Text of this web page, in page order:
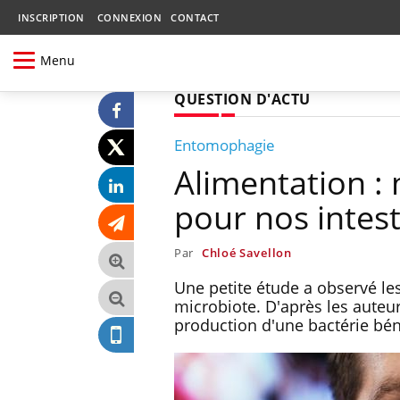
INSCRIPTION CONNEXION CONTACT
Menu
QUESTION D'ACTU
Entomophagie
Alimentation :
pour nos
Par Chloé Savellon
Une petite étude a observé
microbiote. D'après les
production d'une bactérie